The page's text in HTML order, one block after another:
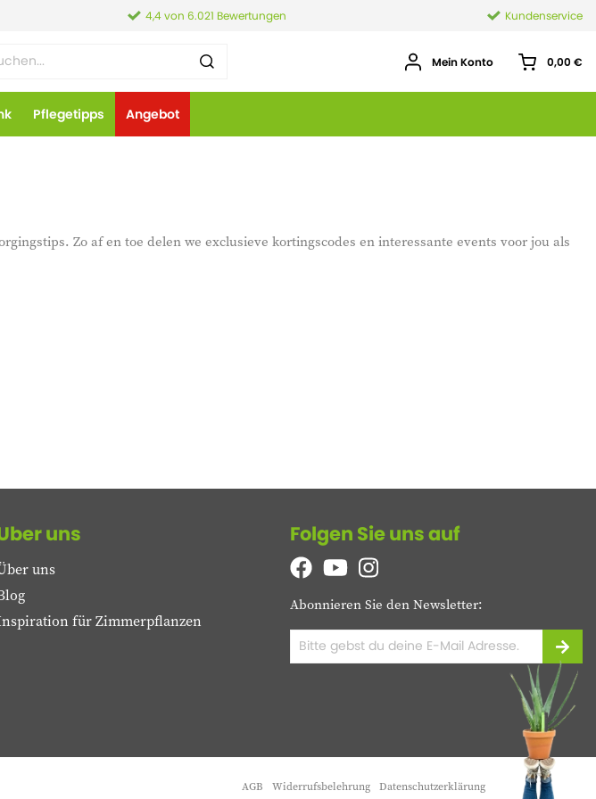
4,4 von 6.021 Bewertungen Kundenservice
Mein Konto 0,00 €
Pflegetipps Angebot
Zo af en toe delen we exclusieve kortingscodes en interessante events voor jou als
uns
uns
für Zimmerpflanzen
Folgen Sie uns auf
Abonnieren Sie den Newsletter:
AGB Widerrufsbelehrung Datenschutzerklärung